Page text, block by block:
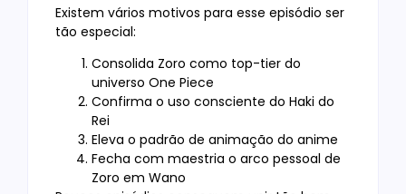
Existem vários motivos para esse episódio ser
tão especial:
Consolida Zoro como top-tier do
universo One Piece
Confirma o uso consciente do Haki do
Rei
Eleva o padrão de animação do anime
Fecha com maestria o arco pessoal de
Zoro em Wano